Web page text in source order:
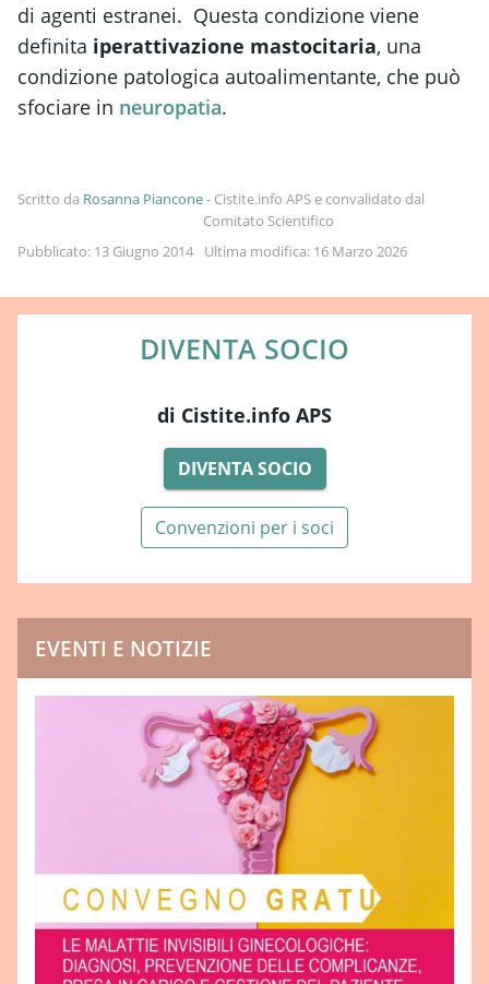
di agenti estranei. Questa condizione viene
definita iperattivazione mastocitaria, una
condizione patologica autoalimentante, che può
sfociare in neuropatia.
Scritto da Rosanna Piancone- Cistite.info APS e convalidato dal
Comitato Scientifico
Pubblicato: 13 Giugno 2014
Ultima modifica: 16 Marzo 2026
DIVENTA SOCIO
di Cistite.info APS
DIVENTA SOCIO
Convenzioni per i soci
EVENTI E NOTIZIE